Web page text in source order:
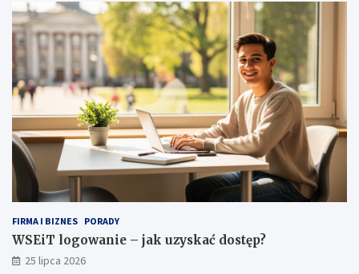
o
b
i
e
c
e
g
a
d
r
o
b
y
t
ę
p
?
FIRMA I BIZNES PORADY
WSEiT logowanie – jak uzyskać dostęp?
25 lipca 2026